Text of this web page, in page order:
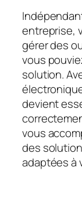
entreprise,
gérer des
vous
solution.
devient
vous
des
adaptées à